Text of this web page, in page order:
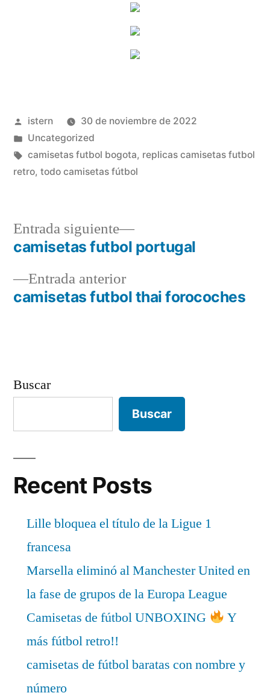
Publicado
por
istern
30 de noviembre de 2022
Publicado
en
Uncategorized
Etiquetas:
camisetas futbol bogota, replicas camisetas futbol
retro, todo camisetas fútbol
Navegación
deEntrada anteriorEntrada
anterior:
camisetas futbol thai forocoches
Entrada siguiente
Entrada
siguiente:
camisetas futbol portugal
Buscar
Buscar
Recent Posts
Lille bloquea el título de la Ligue 1
francesa
Marsella eliminó al Manchester United en
la fase de grupos de la Europa League
Camisetas de fútbol UNBOXING
Y
más fútbol retro!!
camisetas de fútbol baratas con nombre y
número